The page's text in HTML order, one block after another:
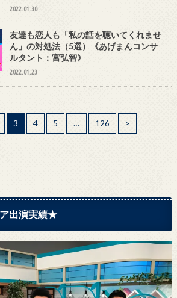
2022.01.30
友達も恋人も「私の話を聴いてくれませ
ん」の対処法（5選）《あげまんコンサ
ルタント：宮弘智》
2022.01.23
3 4 5 … 126 >
出演実績★